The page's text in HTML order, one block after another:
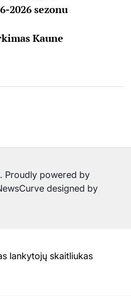
2026 sezonu
Kaune
Proudly powered by
designed by